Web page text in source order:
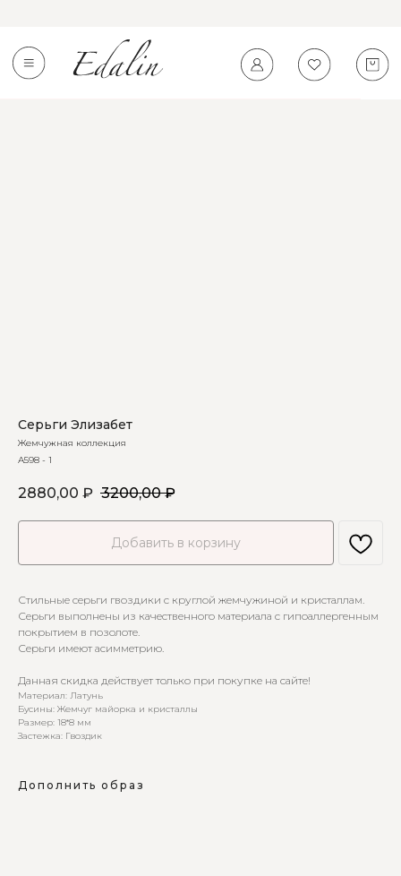
Вернуться
←
Серьги Элизабет
Жемчужная коллекция
А598 - 1
2880,00 ₽ 3200,00 ₽
Добавить в корзину
Стильные серьги гвоздики с круглой жемчужиной и кристаллам.
Серьги выполнены из качественного материала с гипоаллергенным
покрытием в позолоте.
Серьги имеют асимметрию.
Данная скидка действует только при покупке на сайте!
Материал: Латунь
Бусины: Жемчуг майорка и кристаллы
Размер: 18*8 мм
Застежка: Гвоздик
Дополнить образ